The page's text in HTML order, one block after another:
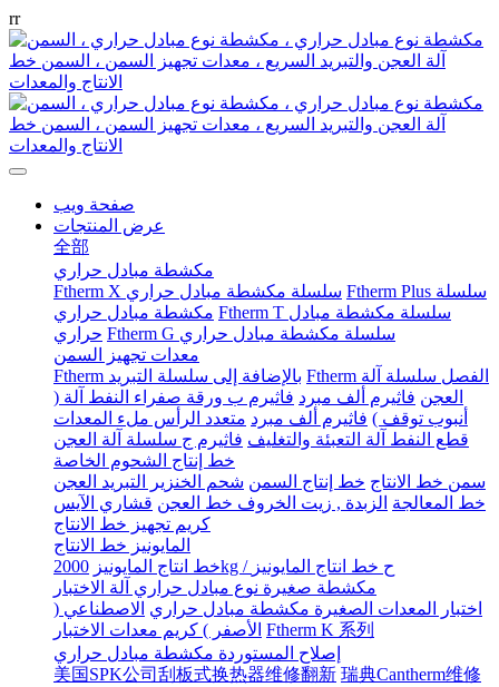
rr
صفحة ويب
عرض المنتجات
全部
مكشطة مبادل حراري
Ftherm X سلسلة مكشطة مبادل حراري Ftherm Plus سلسلة
مكشطة مبادل حراري Ftherm T سلسلة مكشطة مبادل
حراري
Ftherm G سلسلة مكشطة مبادل حراري
معدات تجهيز السمن
Ftherm بالإضافة إلى سلسلة التبريد Ftherm الفصل سلسلة آلة
العجن فاثيرم ألف مبرد فاثيرم ب ورقة صفراء النفط آلة (
أنبوب توقف ) فاثيرم ألف مبرد متعدد الرأس ملء المعدات
قطع النفط آلة التعبئة والتغليف فاثيرم ج سلسلة آلة العجن
خط إنتاج الشحوم الخاصة
سمن خط الانتاج خط إنتاج السمن شحم الخنزير التبريد العجن
خط المعالجة الزبدة , زيت الخروف خط العجن قشاري الآيس
كريم تجهيز خط الانتاج
المايونيز خط الانتاج
خط انتاج المايونيز
2000kg / ح خط انتاج المايونيز
مكشطة صغيرة نوع مبادل حراري آلة الاختبار
اختبار المعدات الصغيرة مكشطة مبادل حراري الاصطناعي (
الأصفر ) كريم معدات الاختبار Ftherm K 系列
إصلاح المستوردة مكشطة مبادل حراري
美国SPK公司刮板式换热器维修翻新 瑞典Cantherm维修